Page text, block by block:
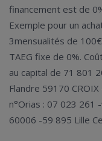
financement est de
Exemple pour un
3mensualités de
TAEG fixe de 0%.
au capital de 71 801
Flandre 59170
n°Orias : 07 023 261
60006 -59 895 Lille